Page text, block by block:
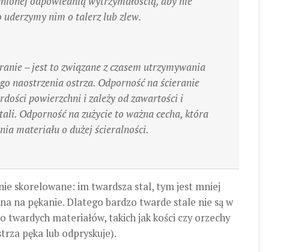
uderzymy nim o talerz lub zlew.
– jest to związane z czasem utrzymywania
naostrzenia ostrza. Odporność na ścieranie
powierzchni i zależy od zawartości i
Odporność na zużycie to ważna cecha, która
materiału o dużej ścieralności.
skorelowane: im twardsza stal, tym jest mniej
na pękanie. Dlatego bardzo twarde stale nie są w
materiałów, takich jak kości czy orzechy
pęka lub odpryskuje).